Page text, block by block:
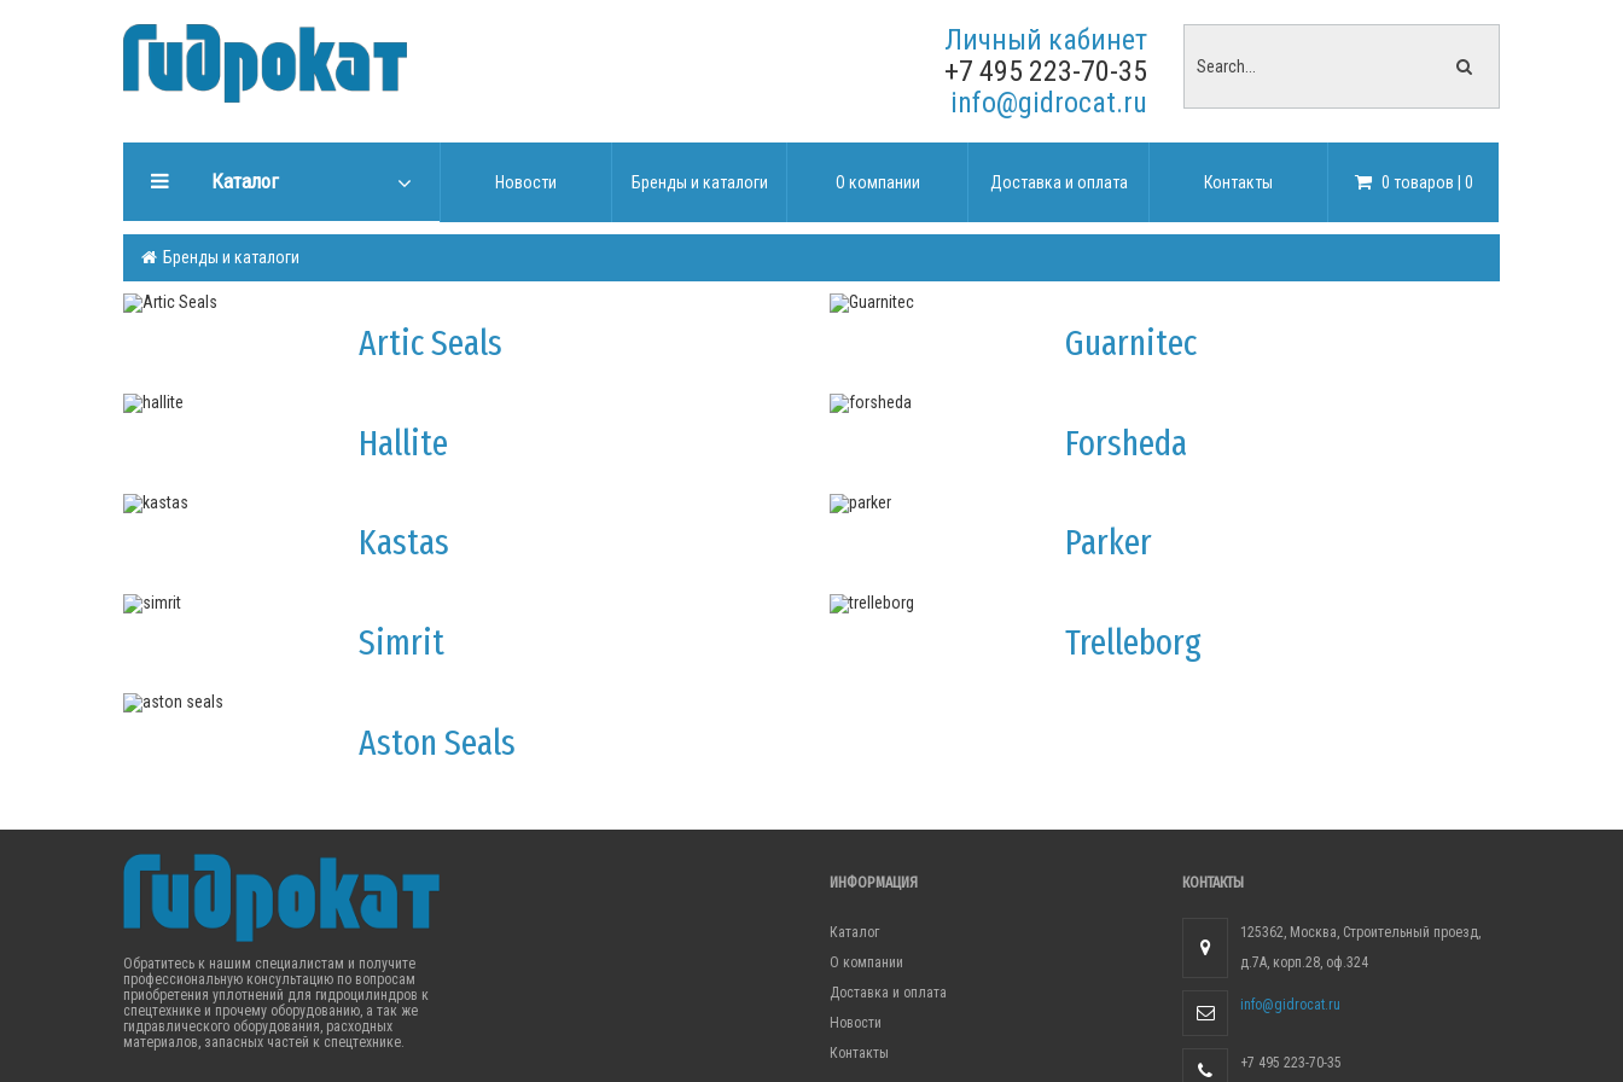
Личный кабинет
+7 495 223-70-35
info@gidrocat.ru
Каталог
ГИДРАВЛИЧЕСКИЕ
ИНСТРУМЕНТЫ ДЛЯ РАБОТЫ
ШТОКИ, ТРУБЫ (Cromsteel
подогреватели)
ПРОМЫШЛЕННЫЕ РУКАВА
Новости Бренды и каталоги О компании Доставка и оплата Контакты 0 товаров | 0
Бренды и каталоги
Artic Seals Guarnitec
Hallite Forsheda
Kastas Parker
Simrit Trelleborg
Aston Seals
Обратитесь к нашим специалистам и получите
профессиональную консультацию по вопросам
приобретения уплотнений для гидроцилиндров к
спецтехнике и прочему оборудованию, а так же
гидравлического оборудования, расходных
материалов, запасных частей к спецтехнике.
ИНФОРМАЦИЯ
Каталог
О компании
Доставка и оплата
Новости
Контакты
КОНТАКТЫ
125362, Москва, Строительный проезд,
д.7А, корп.28, оф.324
info@gidrocat.ru
+7 495 223-70-35